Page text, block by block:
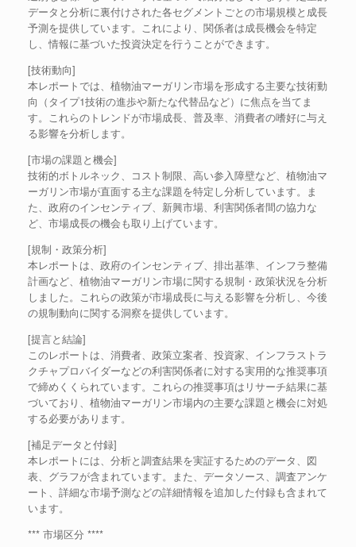
データと分析に裏付けされた各セグメントごとの市場規模と成長
予測を提供しています。これにより、関係者は成長機会を特定
し、情報に基づいた投資決定を行うことができます。
[技術動向]
本レポートでは、植物油マーガリン市場を形成する主要な技術動
向（タイプ1技術の進歩や新たな代替品など）に焦点を当てま
す。これらのトレンドが市場成長、普及率、消費者の嗜好に与え
る影響を分析します。
[市場の課題と機会]
技術的ボトルネック、コスト制限、高い参入障壁など、植物油マ
ーガリン市場が直面する主な課題を特定し分析しています。ま
た、政府のインセンティブ、新興市場、利害関係者間の協力な
ど、市場成長の機会も取り上げています。
[規制・政策分析]
本レポートは、政府のインセンティブ、排出基準、インフラ整備
計画など、植物油マーガリン市場に関する規制・政策状況を分析
しました。これらの政策が市場成長に与える影響を分析し、今後
の規制動向に関する洞察を提供しています。
[提言と結論]
このレポートは、消費者、政策立案者、投資家、インフラストラ
クチャプロバイダーなどの利害関係者に対する実用的な推奨事項
で締めくくられています。これらの推奨事項はリサーチ結果に基
づいており、植物油マーガリン市場内の主要な課題と機会に対処
する必要があります。
[補足データと付録]
本レポートには、分析と調査結果を実証するためのデータ、図
表、グラフが含まれています。また、データソース、調査アンケ
ート、詳細な市場予測などの詳細情報を追加した付録も含まれて
います。
*** 市場区分 ****